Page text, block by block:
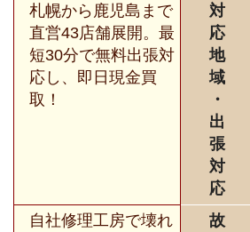
札幌から鹿児島まで
直営43店舗展開。最
短30分で無料出張対
応し、即日現金買
取！
対
応
地
域
・
出
張
対
応
自社修理工房で壊れ
故